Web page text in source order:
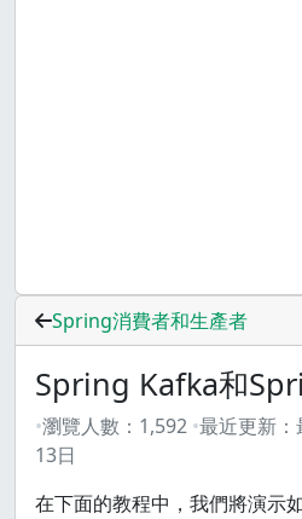
Spring消費者和生產者
Spring Kafka和
瀏覽人數： 1,592 最近更新：
13日
在下面的教程中，我們將演示